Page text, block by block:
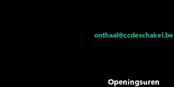
onthaal@ccdeschakel.be
Openingsuren